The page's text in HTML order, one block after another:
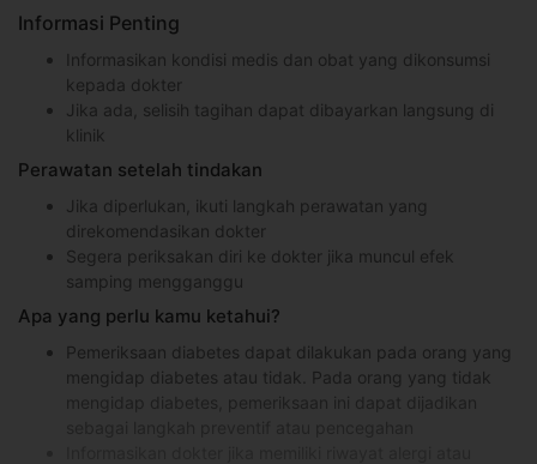
Informasi Penting
Informasikan kondisi medis dan obat yang dikonsumsi
kepada dokter
Jika ada, selisih tagihan dapat dibayarkan langsung di
klinik
Perawatan setelah tindakan
Jika diperlukan, ikuti langkah perawatan yang
direkomendasikan dokter
Segera periksakan diri ke dokter jika muncul efek
samping mengganggu
Apa yang perlu kamu ketahui?
Pemeriksaan diabetes dapat dilakukan pada orang yang
mengidap diabetes atau tidak. Pada orang yang tidak